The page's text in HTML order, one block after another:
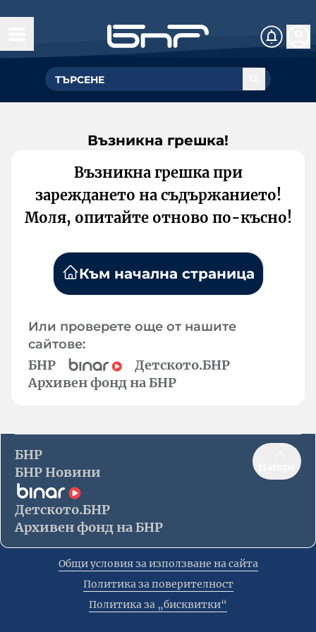
Възникна грешка!
Възникна грешка при
зареждането на съдържанието!
Моля, опитайте отново по-късно!
Към начална страница
Или проверете още от нашите
сайтове:
БНР
Детското.БНР
Архивен фонд на БНР
БНР
БНР Новини
Детското.БНР
Архивен фонд на БНР
Общи условия за използване на сайта
Политика за поверителност
Политика за „бисквитки“